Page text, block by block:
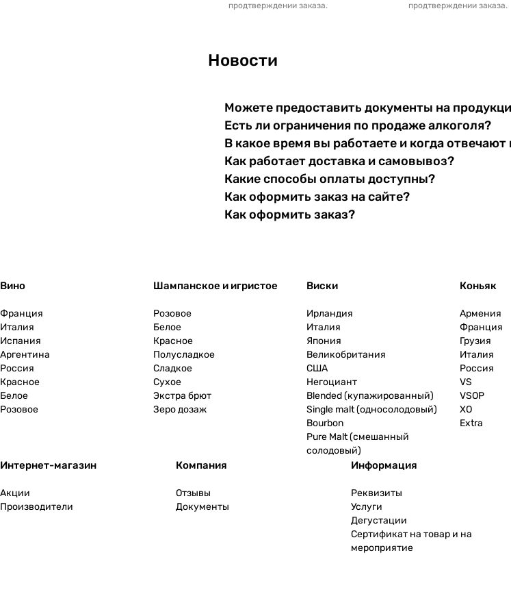
продтверждении заказа.
продтверждении заказа.
Новости
Можете предоставить документы на
Есть ли ограничения по продаже алкоголя?
В какое время вы работаете и когда
Как работает доставка и самовывоз?
Какие способы оплаты доступны?
Как оформить заказ на сайте?
Как оформить заказ?
Вино
Франция
Италия
Испания
Аргентина
Россия
Красное
Белое
Розовое
Шампанское и игристое
Розовое
Белое
Красное
Полусладкое
Сладкое
Сухое
Экстра брют
Зеро дозаж
Виски
Ирландия
Италия
Япония
Великобритания
США
Негоциант
Blended (купажированный)
Single malt (односолодовый)
Bourbon
Pure Malt (смешанный
солодовый)
Коньяк
Армения
Франция
Грузия
Италия
Россия
VS
VSOP
XO
Extra
Интернет-магазин
Акции
Производители
Компания
Отзывы
Документы
Информация
Реквизиты
Услуги
Дегустации
Сертификат на товар и на
мероприятие